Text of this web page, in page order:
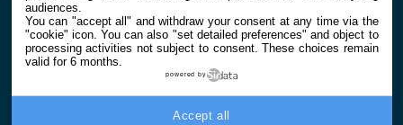
audiences.
You can "accept all" and withdraw your consent at any time via the
"cookie" icon. You can also "set detailed preferences" and object to
processing activities not subject to consent. These choices remain
valid for 6 months.
powered by
Accept all